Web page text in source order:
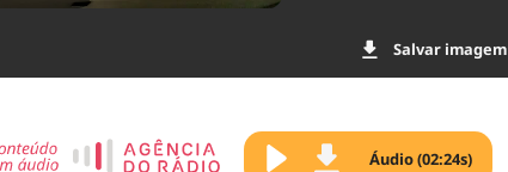
Salvar imagem
Áudio (02:24s)